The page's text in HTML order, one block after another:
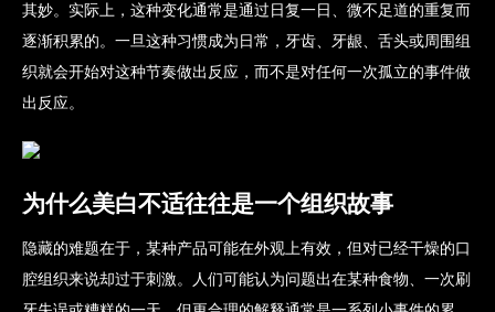
其妙。实际上，这种变化通常是通过日复一日、微不足道的重复而
逐渐积累的。一旦这种习惯成为日常，牙齿、牙龈、舌头或周围组
织就会开始对这种节奏做出反应，而不是对任何一次孤立的事件做
出反应。
为什么美白不适往往是一个组织故事
隐藏的难题在于，某种产品可能在外观上有效，但对已经干燥的口
腔组织来说却过于刺激。人们可能认为问题出在某种食物、一次刷